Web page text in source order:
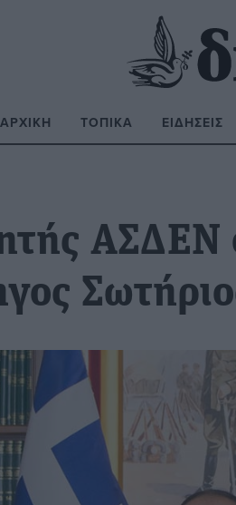
ΑΡΧΙΚΉ ΤΟΠΙΚΆ ΕΙΔΉΣΕΙΣ
ΑΣΔΕΝ